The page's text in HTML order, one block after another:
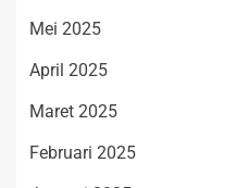
Mei 2025
April 2025
Maret 2025
Februari 2025